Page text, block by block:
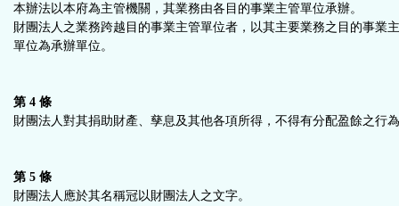
本辦法以本府為主管機關，其業務由各目的事業主管單位承辦。
財團法人之業務跨越目的事業主管單位者，以其主要業務之目的事業
單位為承辦單位。
第 4 條
財團法人對其捐助財產、孳息及其他各項所得，不得有分配盈餘之行
第 5 條
財團法人應於其名稱冠以財團法人之文字。